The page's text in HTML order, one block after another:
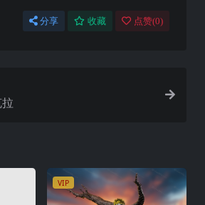
分享 收藏 点赞(0)
VIP